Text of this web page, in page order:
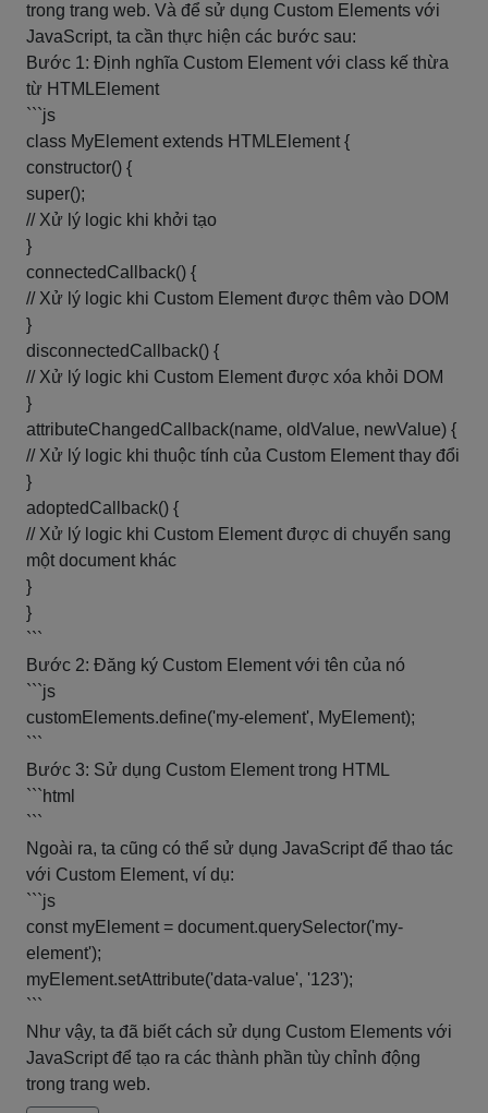
trong trang web. Và để sử dụng Custom Elements với
JavaScript, ta cần thực hiện các bước sau:
Bước 1: Định nghĩa Custom Element với class kế thừa
từ HTMLElement
```js
class MyElement extends HTMLElement {
constructor() {
super();
// Xử lý logic khi khởi tạo
}
connectedCallback() {
// Xử lý logic khi Custom Element được thêm vào DOM
}
disconnectedCallback() {
// Xử lý logic khi Custom Element được xóa khỏi DOM
}
attributeChangedCallback(name, oldValue, newValue) {
// Xử lý logic khi thuộc tính của Custom Element thay đổi
}
adoptedCallback() {
// Xử lý logic khi Custom Element được di chuyển sang
một document khác
}
}
```
Bước 2: Đăng ký Custom Element với tên của nó
```js
customElements.define('my-element', MyElement);
```
Bước 3: Sử dụng Custom Element trong HTML
```html
```
Ngoài ra, ta cũng có thể sử dụng JavaScript để thao tác
với Custom Element, ví dụ:
```js
const myElement = document.querySelector('my-
element');
myElement.setAttribute('data-value', '123');
```
Như vậy, ta đã biết cách sử dụng Custom Elements với
JavaScript để tạo ra các thành phần tùy chỉnh động
trong trang web.